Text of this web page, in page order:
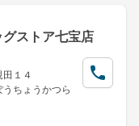
ストア七宝店
１４
ちょうかつら